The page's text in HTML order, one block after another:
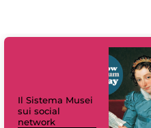
Il Sistema Musei
sui social
network